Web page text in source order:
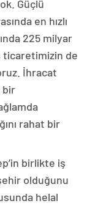
Güçlü
en hızlı
225 milyar
ticaretimizin de
İhracat
bir
rahat bir
birlikte iş
olduğunu
helal